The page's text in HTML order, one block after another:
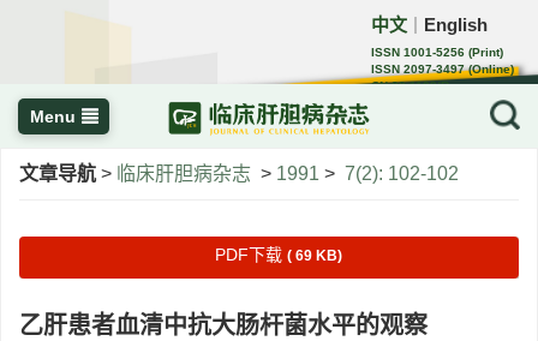
中文 English
ISSN 1001-5256 (Print)
ISSN 2097-3497 (Online)
CN 22-1108/R
Menu
文章导航 > 临床肝胆病杂志 > 1991 > 7(2): 102-102
PDF下载 ( 69 KB)
乙肝患者血清中抗大肠杆菌水平的观察